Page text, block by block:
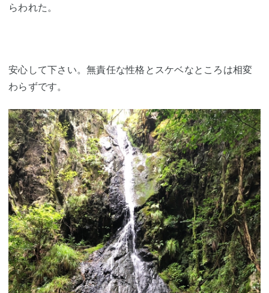
らわれた。
安心して下さい。無責任な性格とスケベなところは相変
わらずです。